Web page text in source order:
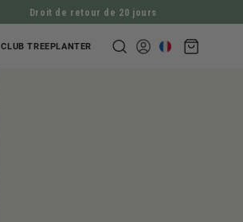
Droit de retour de 20 jours
CLUB TREEPLANTER
Se
d'achat